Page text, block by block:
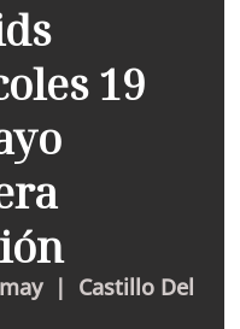
19
  |
Castillo Del